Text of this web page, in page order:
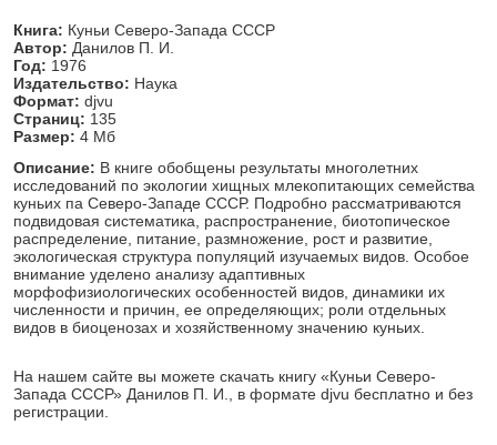
Книга: Куньи Северо-Запада СССР
Автор: Данилов П. И.
Год: 1976
Издательство: Наука
Формат: djvu
Страниц: 135
Размер: 4 Мб
Описание: В книге обобщены результаты многолетних
исследований по экологии хищных млекопитающих семейства
куньих па Северо-Западе СССР. Подробно рассматриваются
подвидовая систематика, распространение, биотопическое
распределение, питание, размножение, рост и развитие,
экологическая структура популяций изучаемых видов. Особое
внимание уделено анализу адаптивных
морфофизиологических особенностей видов, динамики их
численности и причин, ее определяющих; роли отдельных
видов в биоценозах и хозяйственному значению куньих.
На нашем сайте вы можете скачать книгу «Куньи Северо-
Запада СССР» Данилов П. И., в формате djvu бесплатно и без
регистрации.